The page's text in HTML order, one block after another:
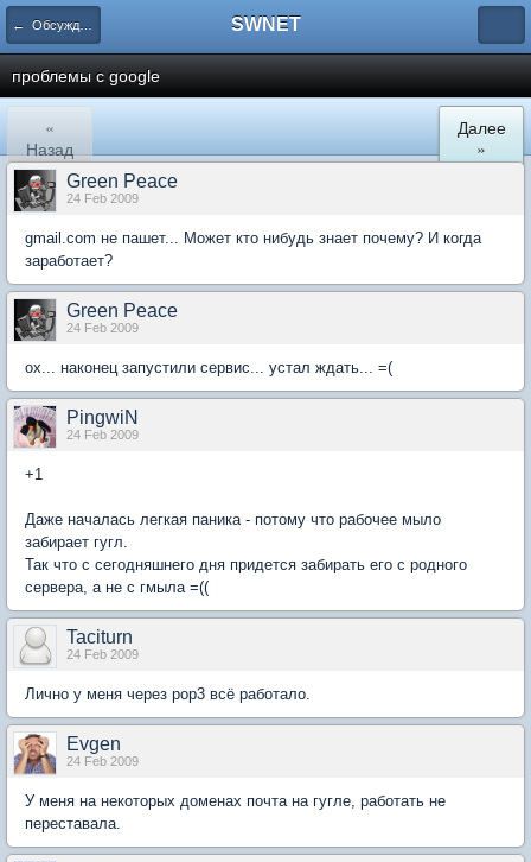
← Обсуждение SWNET
проблемы с google
«
Назад
Далее
»
Green Peace
24 Feb 2009
gmail.com не пашет... Может кто нибудь знает почему? И когда
заработает?
Green Peace
24 Feb 2009
ох... наконец запустили сервис... устал ждать... =(
PingwiN
24 Feb 2009
+1
Даже началась легкая паника - потому что рабочее мыло
забирает гугл.
Так что с сегодняшнего дня придется забирать его с родного
сервера, а не с гмыла =((
Taciturn
24 Feb 2009
Лично у меня через pop3 всё работало.
Evgen
24 Feb 2009
У меня на некоторых доменах почта на гугле, работать не
переставала.